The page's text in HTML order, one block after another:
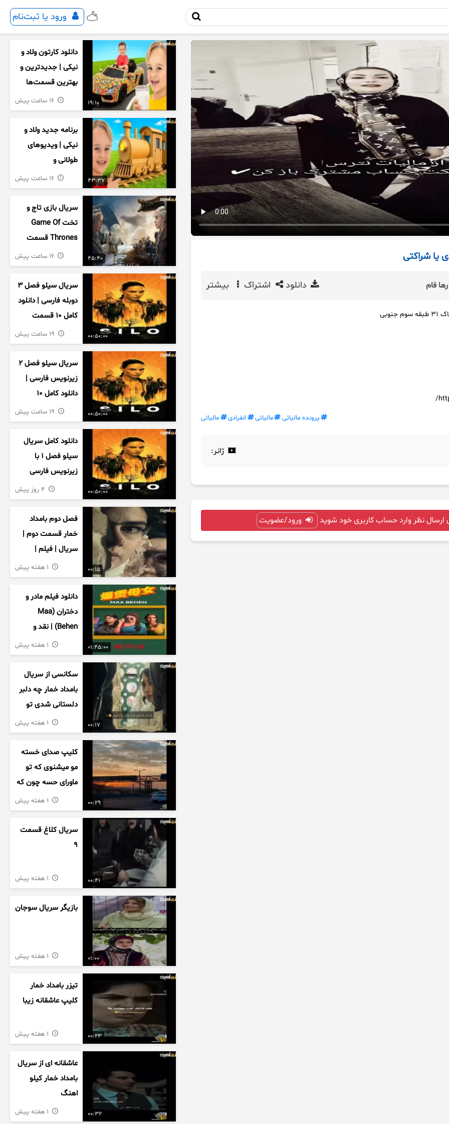
ورود یا ثبت‌نام
یا شراکتی
فام دانلود اشتراک بیشتر
پرونده مالیاتی مالیاتی انفرادی مالیاتی
ژانر:
ارسال نظر وارد حساب کاربری خود شوید ورود/عضویت
19:10
دانلود کارتون ولاد و
نیکی | جدیدترین و
بهترین قسمت‌ها
43:37
برنامه جدید ولاد و
نیکی | ویدیوهای
طولانی و
سرگرم‌کننده کودکان
45:40
سریال بازی تاج و
تخت Game Of
Thrones قسمت
دوم فصل اول
زیرنویس فارسی
00:50:00
سریال سیلو فصل ۳
دوبله فارسی | دانلود
کامل ۱۰ قسمت
00:50:00
سریال سیلو فصل ۲
زیرنویس فارسی |
دانلود کامل ۱۰
قسمت
00:50:00
دانلود کامل سریال
سیلو فصل ۱ با
زیرنویس فارسی
00:15
فصل دوم بامداد
خمار قسمت دوم |
سریال | فیلم |
نمایش خانگی |
محبوبه | سینمایی
01:45:00
دانلود فیلم مادر و
دختران (Maa
Behen) | نقد و
بررسی درام خانوادگی
هندی
00:17
سکانسی از سریال
بامداد خمار چه دلبر
دلستانی شدی تو
این بزک عروس..
00:29
کلیپ صدای خسته
مو میشنوی که تو
ماورای حسه چون که
داریم می رسیم به
اخرای قصه
00:41
سریال کلاغ قسمت
9
01:00
بازیگر سریال سوجان
00:23
تیزر بامداد خمار
کلیپ عاشقانه زیبا
00:32
عاشقانه ای از سریال
بامداد خمار کیلو
اهنگ